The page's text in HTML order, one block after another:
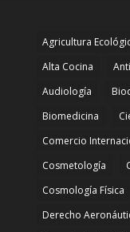
Agricultura
Alta Cocina
Audiología
Biomedicina
Comercio
Cosmetología
Cosmología Física
Derecho